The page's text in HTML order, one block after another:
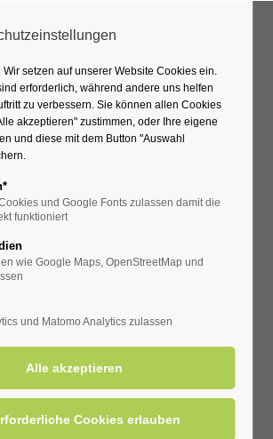
an den
15:30–16:00
lernen Sie, wie der positive
Aerosole verstärkt werden kann
2,00 €, ohne 5,00 €
Wir setzen auf unserer Website Cookies ein.
erforderlich, während andere uns helfen
zu verbessern. Sie können allen Cookies
akzeptieren" zustimmen, oder Ihre eigene
und diese mit dem Button "Auswahl
und Google Fonts zulassen damit die
funktioniert
wie Google Maps, OpenStreetMap und
und Matomo Analytics zulassen